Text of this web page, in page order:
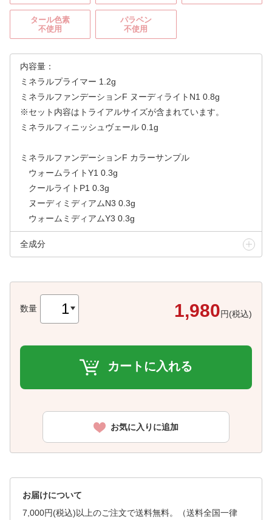
タール色素
不使用
パラベン
不使用
内容量：
ミネラルプライマー 1.2g
ミネラルファンデーションF ヌーディライトN1 0.8g
※セット内容はトライアルサイズが含まれています。
ミネラルフィニッシュヴェール 0.1g
ミネラルファンデーションF カラーサンプル
ウォームライトY1 0.3g
クールライトP1 0.3g
ヌーディミディアムN3 0.3g
ウォームミディアムY3 0.3g
全成分
数量 1,980円(税込)
カートに入れる
お気に入りに追加
お届けについて
7,000円(税込)以上のご注文で送料無料。（送料全国一律